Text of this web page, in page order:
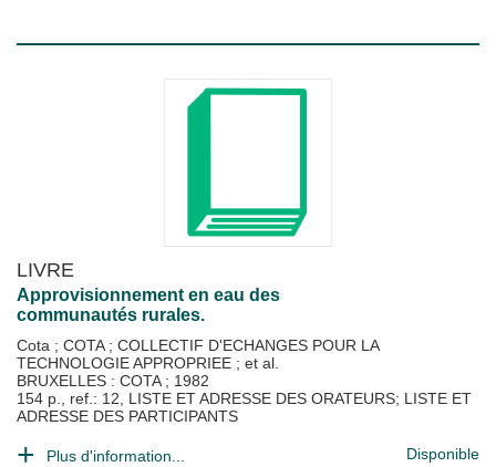
LIVRE
Approvisionnement en eau des
communautés rurales.
Cota ; COTA ; COLLECTIF D'ECHANGES POUR LA
TECHNOLOGIE APPROPRIEE ; et al.
BRUXELLES : COTA ; 1982
154 p., ref.: 12, LISTE ET ADRESSE DES ORATEURS; LISTE ET
ADRESSE DES PARTICIPANTS
Plus d'information... Disponible